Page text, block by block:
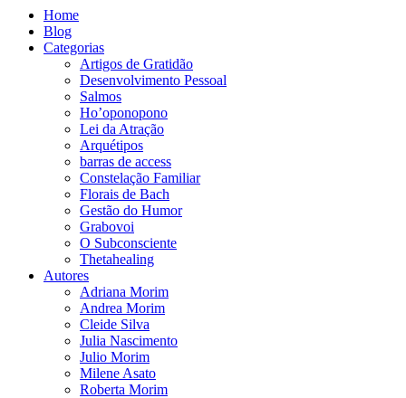
Home
Blog
Categorias
Artigos de Gratidão
Desenvolvimento Pessoal
Salmos
Ho’oponopono
Lei da Atração
Arquétipos
barras de access
Constelação Familiar
Florais de Bach
Gestão do Humor
Grabovoi
O Subconsciente
Thetahealing
Autores
Adriana Morim
Andrea Morim
Cleide Silva
Julia Nascimento
Julio Morim
Milene Asato
Roberta Morim